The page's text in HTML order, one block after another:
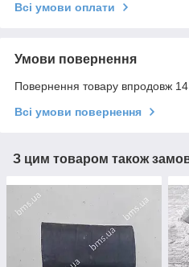
Всі умови оплати
Умови повернення
Повернення товару впродовж 14
Всі умови повернення
З цим товаром також